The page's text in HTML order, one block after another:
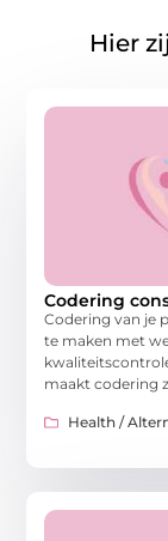
Hier
Codering
Codering van je
te maken met
maakt codering
Health /